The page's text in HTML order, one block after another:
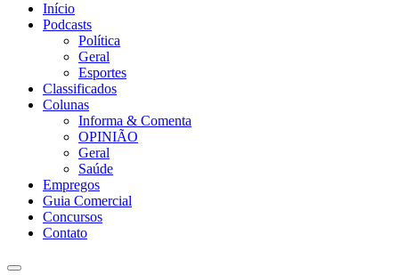
Início
Podcasts
Política
Geral
Esportes
Classificados
Colunas
Informa & Comenta
OPINIÃO
Geral
Saúde
Empregos
Guia Comercial
Concursos
Contato